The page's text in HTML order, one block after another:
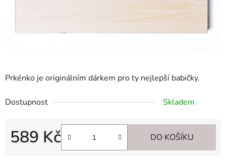
Prkénko je originálním dárkem pro ty nejlepší babičky.
Dostupnost Skladem
589 Kč DO KOŠÍKU